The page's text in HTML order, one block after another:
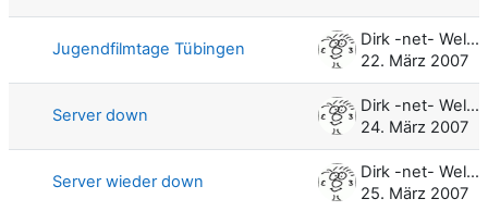
Jugendfilmtage Tübingen
Dirk -net- Weller
22. März 2007
Server down
Dirk -net- Weller
24. März 2007
Server wieder down
Dirk -net- Weller
25. März 2007